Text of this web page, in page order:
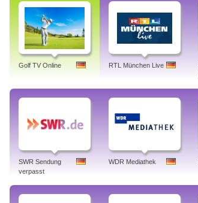
Golf TV Online RTL München Live
SWR Sendung
verpasst
WDR Mediathek